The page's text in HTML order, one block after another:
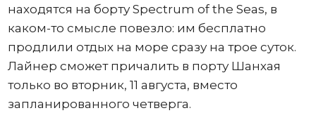
находятся на борту Spectrum of the Seas, в
каком-то смысле повезло: им бесплатно
продлили отдых на море сразу на трое суток.
Лайнер сможет причалить в порту Шанхая
только во вторник, 11 августа, вместо
запланированного четверга.